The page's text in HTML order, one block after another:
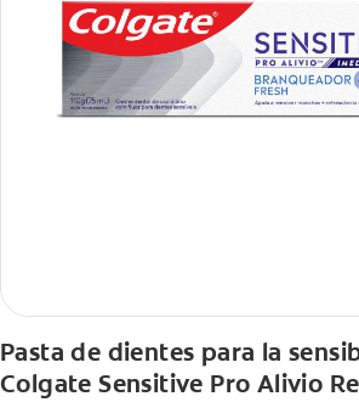
Pasta de dientes para la
Colgate Sensitive Pro Alivio